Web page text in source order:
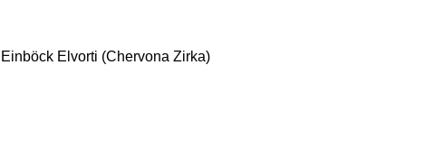
Einböck Elvorti (Chervona Zirka)